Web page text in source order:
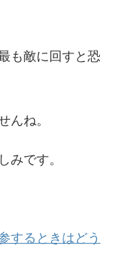
も敵に回すと恐
んね。
みです。
するときはどう